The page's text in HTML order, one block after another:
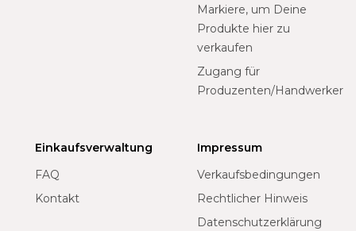
Markiere, um Deine
Produkte hier zu
verkaufen
Zugang für
Produzenten/Handwerker
Einkaufsverwaltung
FAQ
Kontakt
Impressum
Verkaufsbedingungen
Rechtlicher Hinweis
Datenschutzerklärung